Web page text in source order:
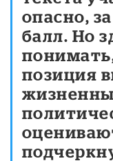
опасно,
балл. Но
позиция